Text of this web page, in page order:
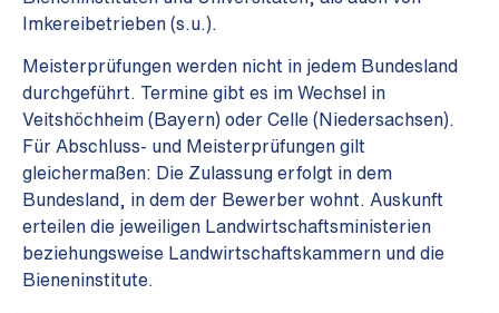
Imkereibetrieben (s.u.).
Meisterprüfungen werden nicht in jedem Bundesland
durchgeführt. Termine gibt es im Wechsel in
Veitshöchheim (Bayern) oder Celle (Niedersachsen).
Für Abschluss- und Meisterprüfungen gilt
gleichermaßen: Die Zulassung erfolgt in dem
Bundesland, in dem der Bewerber wohnt. Auskunft
erteilen die jeweiligen Landwirtschaftsministerien
beziehungsweise Landwirtschaftskammern und die
Bieneninstitute.